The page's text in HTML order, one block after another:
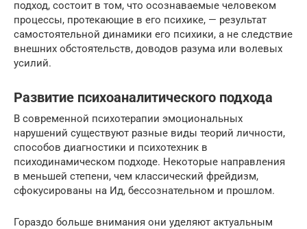
подход, состоит в том, что осознаваемые человеком
процессы, протекающие в его психике, — результат
самостоятельной динамики его психики, а не следствие
внешних обстоятельств, доводов разума или волевых
усилий.
Развитие психоаналитического подхода
В современной психотерапии эмоциональных
нарушений существуют разные виды теорий личности,
способов диагностики и психотехник в
психодинамическом подходе. Некоторые направления
в меньшей степени, чем классический фрейдизм,
сфокусированы на Ид, бессознательном и прошлом.
Гораздо больше внимания они уделяют актуальным